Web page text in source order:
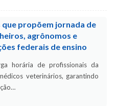
que propõem jornada de
agrônomos e
federais de ensino
horária de profissionais da
veterinários, garantindo